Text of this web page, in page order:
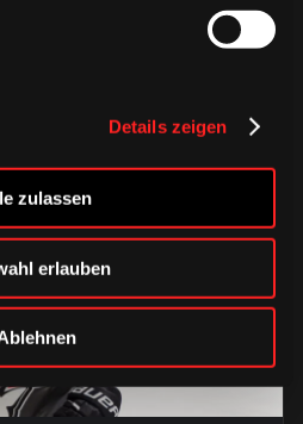
Details zeigen
zulassen
erlauben